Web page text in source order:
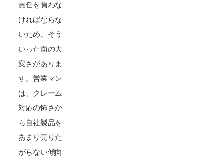
責任を負わな
ければならな
いため、そう
いった面の大
変さがありま
す。営業マン
は、クレーム
対応の怖さか
ら自社製品を
あまり売りた
がらない傾向